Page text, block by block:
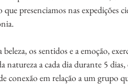
presenciamos nas expedições
os sentidos e a emoção,
natureza a cada dia durante 5
conexão em relação a um grupo